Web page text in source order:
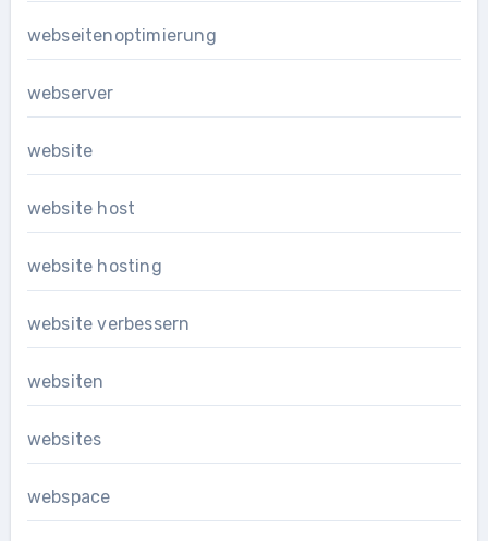
webseitenoptimierung
webserver
website
website host
website hosting
website verbessern
websiten
websites
webspace